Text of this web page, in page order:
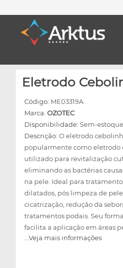
Eletrodo
Código: ME03319A
Marca: OZOTEC
Disponibilidade: Sem-estoque
Descrição: O eletrodo
popularmente como eletrodo
utilizado para revitalização
eliminando as bactérias
na pele. Ideal para
dilatados, pós limpeza de
cicatrização, redução da
tratamentos podais. Seu
facilita a aplicação em áreas
cantos das narinas e região
...Veja mais informações